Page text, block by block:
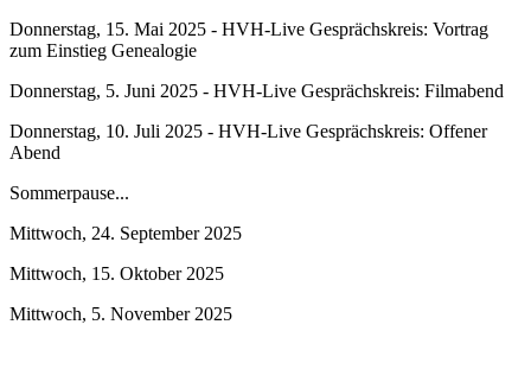
Donnerstag, 15. Mai 2025 - HVH-Live Gesprächskreis: Vortrag
zum Einstieg Genealogie
Donnerstag, 5. Juni 2025 - HVH-Live Gesprächskreis: Filmabend
Donnerstag, 10. Juli 2025 - HVH-Live Gesprächskreis: Offener
Abend
Sommerpause...
Mittwoch, 24. September 2025
Mittwoch, 15. Oktober 2025
Mittwoch, 5. November 2025